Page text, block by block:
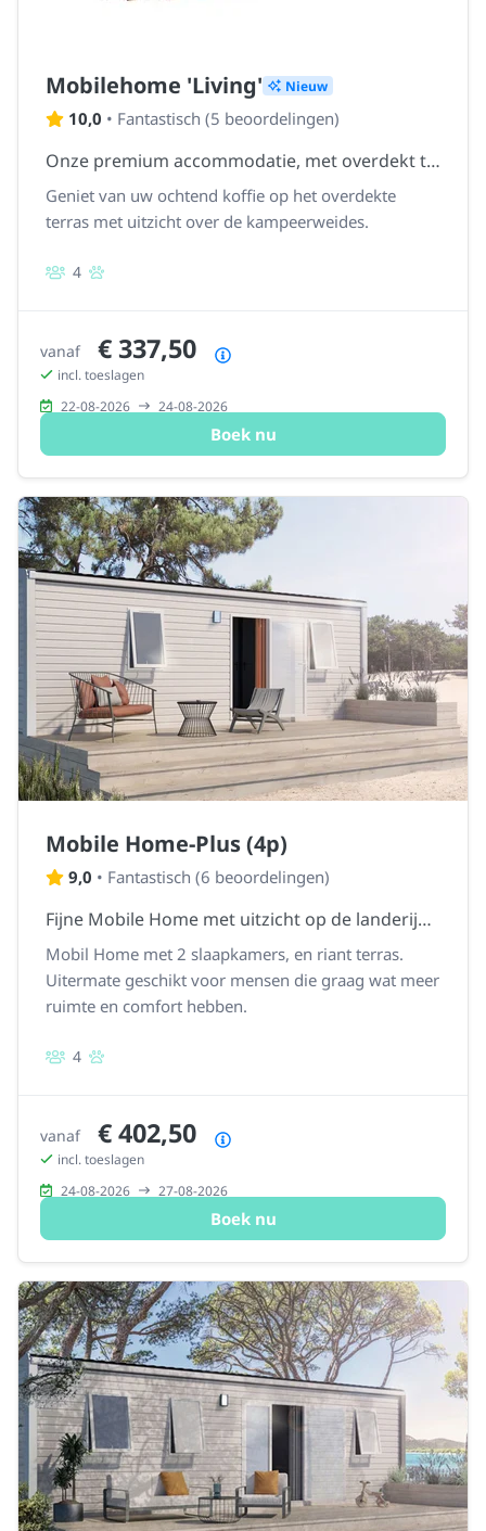
Mobilehome 'Living' Nieuw
10,0 • Fantastisch (5 beoordelingen)
Onze premium accommodatie, met overdekt terras en vaatwasser
Geniet van uw ochtend koffie op het overdekte
terras met uitzicht over de kampeerweides.
4
vanaf € 337,50
incl. toeslagen
22-08-2026
24-08-2026
Boek nu
Mobile Home-Plus (4p)
9,0 • Fantastisch (6 beoordelingen)
Fijne Mobile Home met uitzicht op de landerijen en bergen.
Mobil Home met 2 slaapkamers, en riant terras.
Uitermate geschikt voor mensen die graag wat meer
ruimte en comfort hebben.
4
vanaf € 402,50
incl. toeslagen
24-08-2026
27-08-2026
Boek nu